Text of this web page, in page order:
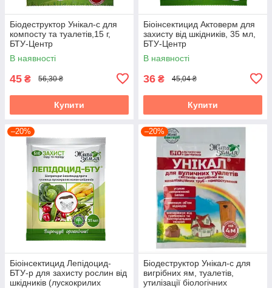
Біодеструктор Унікал-с для
компосту та туалетів,15 г,
БТУ-Центр
В наявності
45 ₴ 56,30 ₴
Купити
Біоінсектицид Актоверм для
захисту від шкідників, 35 мл,
БТУ-Центр
В наявності
36 ₴ 45,04 ₴
Купити
–20%
Біоінсектицид Лепідоцид-
БТУ-р для захисту рослин від
шкідників (лускокрилих
–20%
Біодеструктор Унікал-с для
вигрібних ям, туалетів,
утилізації біологічних